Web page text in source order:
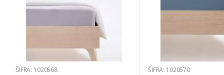
ŠIFRA: 1020568 ŠIFRA: 1020570